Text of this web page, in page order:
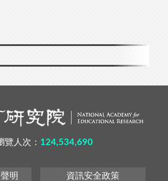
覽人次： 124,534,690
明 資訊安全政策